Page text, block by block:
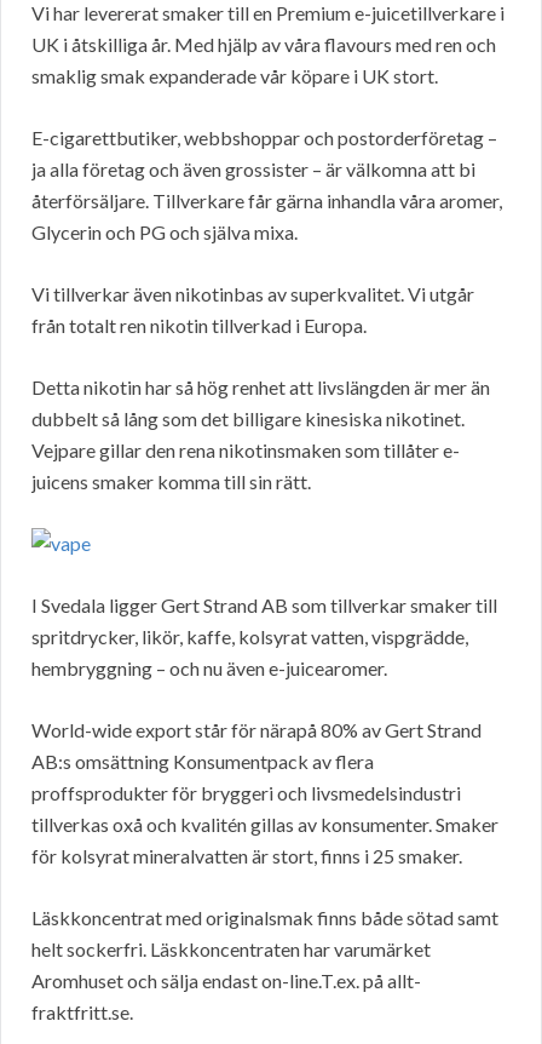
Vi har levererat smaker till en Premium e-juicetillverkare i
UK i åtskilliga år. Med hjälp av våra flavours med ren och
smaklig smak expanderade vår köpare i UK stort.
E-cigarettbutiker, webbshoppar och postorderföretag –
ja alla företag och även grossister – är välkomna att bi
återförsäljare. Tillverkare får gärna inhandla våra aromer,
Glycerin och PG och själva mixa.
Vi tillverkar även nikotinbas av superkvalitet. Vi utgår
från totalt ren nikotin tillverkad i Europa.
Detta nikotin har så hög renhet att livslängden är mer än
dubbelt så lång som det billigare kinesiska nikotinet.
Vejpare gillar den rena nikotinsmaken som tillåter e-
juicens smaker komma till sin rätt.
I Svedala ligger Gert Strand AB som tillverkar smaker till
spritdrycker, likör, kaffe, kolsyrat vatten, vispgrädde,
hembryggning – och nu även e-juicearomer.
World-wide export står för närapå 80% av Gert Strand
AB:s omsättning Konsumentpack av flera
proffsprodukter för bryggeri och livsmedelsindustri
tillverkas oxå och kvalitén gillas av konsumenter. Smaker
för kolsyrat mineralvatten är stort, finns i 25 smaker.
Läskkoncentrat med originalsmak finns både sötad samt
helt sockerfri. Läskkoncentraten har varumärket
Aromhuset och sälja endast on-line.T.ex. på allt-
fraktfritt.se.